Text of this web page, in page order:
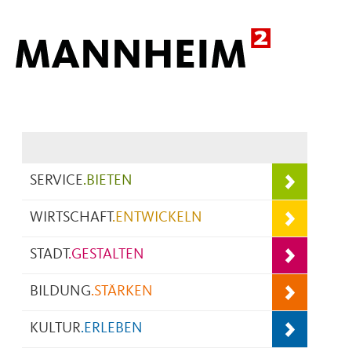
SERVICE.BIETEN
WIRTSCHAFT.ENTWICKELN
STADT.GESTALTEN
BILDUNG.STÄRKEN
KULTUR.ERLEBEN